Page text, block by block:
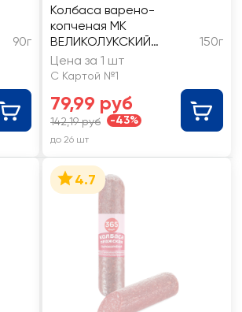
90г
Колбаса варено-
копченая МК
ВЕЛИКОЛУКСКИЙ
Сервелат Зернистый,
нарезка
150г
Цена за 1 шт
С Картой №1
79,99 руб
142,19 руб -43%
до 26 шт
4.7